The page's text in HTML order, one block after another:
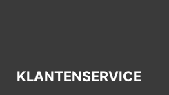
KLANTENSERVICE